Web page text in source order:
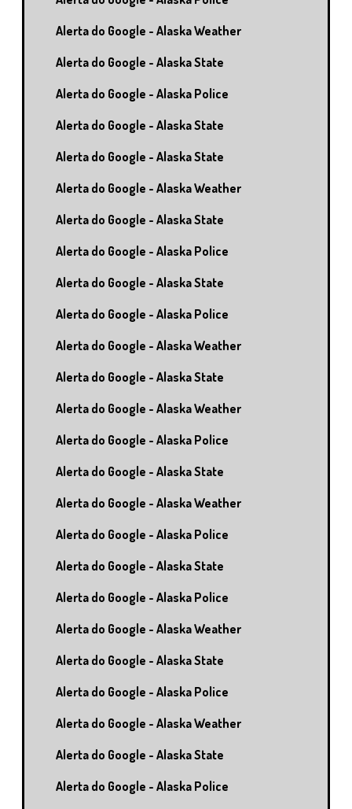
Alerta do Google - Alaska Weather
Alerta do Google - Alaska State
Alerta do Google - Alaska Police
Alerta do Google - Alaska State
Alerta do Google - Alaska State
Alerta do Google - Alaska Weather
Alerta do Google - Alaska State
Alerta do Google - Alaska Police
Alerta do Google - Alaska State
Alerta do Google - Alaska Police
Alerta do Google - Alaska Weather
Alerta do Google - Alaska State
Alerta do Google - Alaska Weather
Alerta do Google - Alaska Police
Alerta do Google - Alaska State
Alerta do Google - Alaska Weather
Alerta do Google - Alaska Police
Alerta do Google - Alaska State
Alerta do Google - Alaska Police
Alerta do Google - Alaska Weather
Alerta do Google - Alaska State
Alerta do Google - Alaska Police
Alerta do Google - Alaska Weather
Alerta do Google - Alaska State
Alerta do Google - Alaska Police